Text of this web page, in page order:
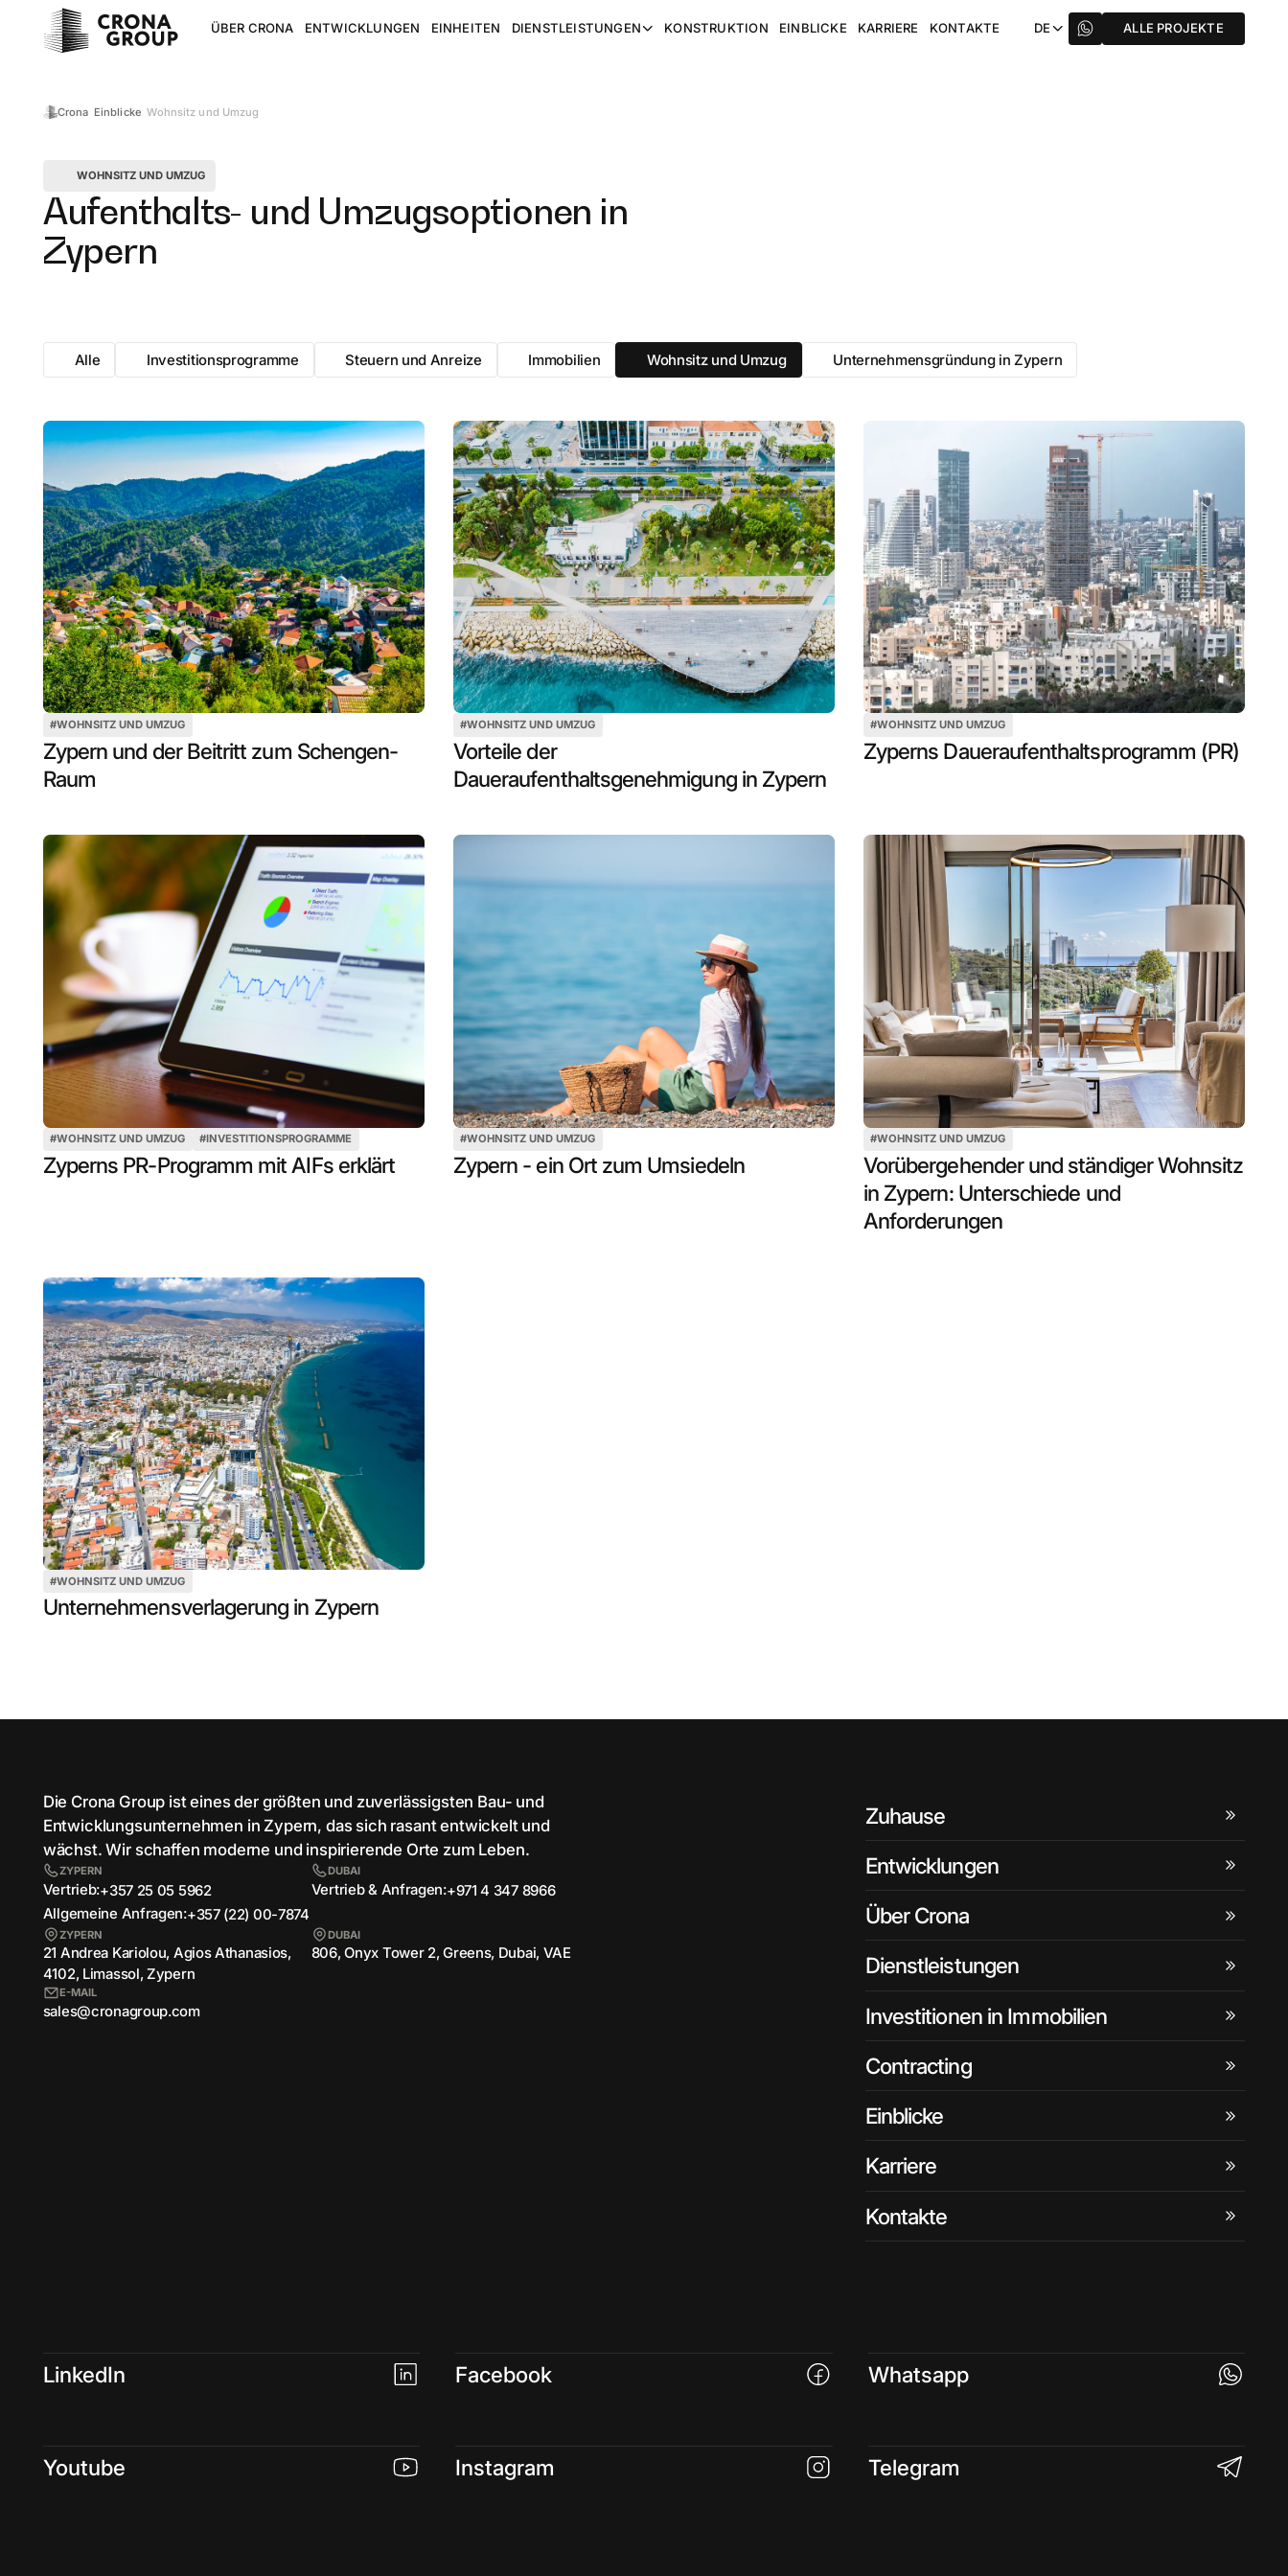
ÜBER CRONA ENTWICKLUNGEN EINHEITEN DIENSTLEISTUNGEN KONSTRUKTION EINBLICKE KARRIERE KONTAKTE DE ALLE PROJEKTE
Crona Einblicke Wohnsitz und Umzug
WOHNSITZ UND UMZUG
Aufenthalts- und Umzugsoptionen in
Zypern
Alle Investitionsprogramme Steuern und Anreize Immobilien Wohnsitz und Umzug Unternehmensgründung in Zypern
#WOHNSITZ UND UMZUG
Zypern und der Beitritt zum Schengen-
Raum
#WOHNSITZ UND UMZUG
Vorteile der
Daueraufenthaltsgenehmigung in Zypern
#WOHNSITZ UND UMZUG
Zyperns Daueraufenthaltsprogramm (PR)
#WOHNSITZ UND UMZUG #INVESTITIONSPROGRAMME
Zyperns PR-Programm mit AIFs erklärt
#WOHNSITZ UND UMZUG
Zypern - ein Ort zum Umsiedeln
#WOHNSITZ UND UMZUG
Vorübergehender und ständiger Wohnsitz
in Zypern: Unterschiede und
Anforderungen
#WOHNSITZ UND UMZUG
Unternehmensverlagerung in Zypern
Die Crona Group ist eines der größten und zuverlässigsten Bau- und
Entwicklungsunternehmen in Zypern, das sich rasant entwickelt und
wächst. Wir schaffen moderne und inspirierende Orte zum Leben.
ZYPERN
Vertrieb:+357 25 05 5962
Allgemeine Anfragen:+357 (22) 00-7874
DUBAI
Vertrieb & Anfragen:+971 4 347 8966
ZYPERN
21 Andrea Kariolou, Agios Athanasios,
4102, Limassol, Zypern
DUBAI
806, Onyx Tower 2, Greens, Dubai, VAE
E-MAIL
sales@cronagroup.com
Zuhause
Entwicklungen
Über Crona
Dienstleistungen
Investitionen in Immobilien
Contracting
Einblicke
Karriere
Kontakte
LinkedIn Facebook Whatsapp
Youtube Instagram Telegram